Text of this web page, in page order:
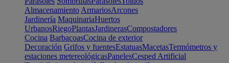
Almacenamiento ArmariosArcones
Jardinería MaquinariaHuertos
UrbanosRiegoPlantasJardinerasCompostadores
Cocina BarbacoasCocina de exterior
Decoración Grifos y fuentesEstatuasMacetasTermómetros y
estaciones metereológicasPanelesCesped Artificial